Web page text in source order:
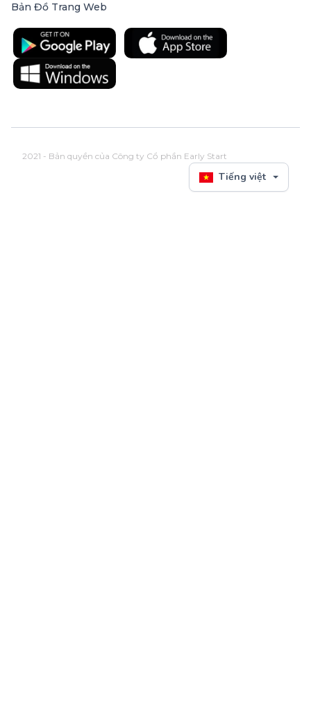
Bản Đồ Trang Web
2021 - Bản quyền của Công ty Cổ phần Early Start
Tiếng việt